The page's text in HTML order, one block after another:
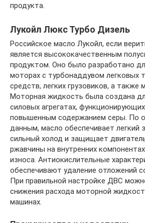
продукта.
Лукойл Люкс Турбо Дизель
Российское масло Лукойл, если
является высококачественным
продуктом. Оно было разработано
моторах с турбонаддувом легковых
средств, легких грузовиков, а также
Моторная жидкость была создана
силовых агрегатах,
повышенным содержанием серы. По
данным, масло обеспечивает легкий
сильный холод и защищает
ржавчины на внутренних
износа. Антиокислительные
обеспечивают удаление отложений
При правильной настройке ДВС
снижения расхода моторной
машинах.